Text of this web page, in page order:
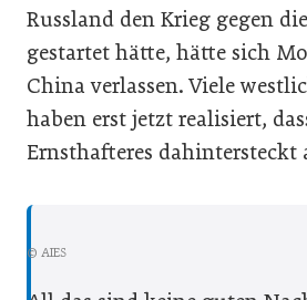
Russland den Krieg gegen
gestartet hätte, hätte sich
China verlassen. Viele
haben erst jetzt realisiert,
Ernsthafteres dahintersteckt
© AIES